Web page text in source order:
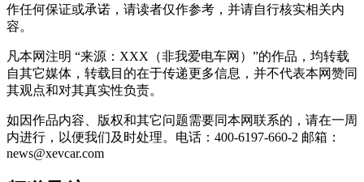
作任何保证或承诺，请读者仅作参考，并请自行核实相关内
容。
凡本网注明 “来源：XXX（非我爱电车网）”的作品，均转载
自其它媒体，转载目的在于传递更多信息，并不代表本网赞同
其观点和对其真实性负责。
如因作品内容、版权和其它问题需要同本网联系的，请在一周
内进行，以便我们及时处理。电话：400-6197-660-2 邮箱：
news@xevcar.com